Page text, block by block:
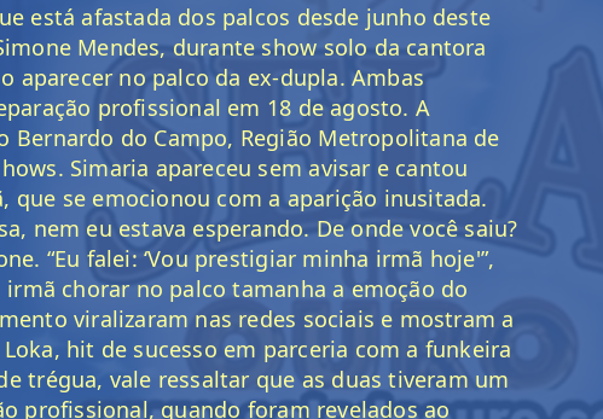
está afastada dos palcos desde junho deste
Mendes, durante show solo da cantora
aparecer no palco da ex-dupla. Ambas
profissional em 18 de agosto. A
Bernardo do Campo, Região Metropolitana de
Simaria apareceu sem avisar e cantou
que se emocionou com a aparição inusitada.
nem eu estava esperando. De onde você saiu?
“Eu falei: ‘Vou prestigiar minha irmã hoje'”,
chorar no palco tamanha a emoção do
viralizaram nas redes sociais e mostram a
hit de sucesso em parceria com a funkeira
trégua, vale ressaltar que as duas tiveram um
profissional, quando foram revelados ao